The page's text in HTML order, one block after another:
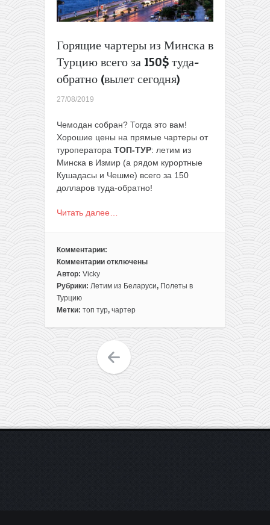
за
70€
Горящие чартеры из Минска в
Турцию всего за 150$ туда-
обратно (вылет сегодня)
27/08/2019
Чемодан собран? Тогда это вам!
Хорошие цены на прямые чартеры от
туроператора ТОП-ТУР: летим из
Минска в Измир (а рядом курортные
Кушадасы и Чешме) всего за 150
долларов туда-обратно!
Читать далее…
Комментарии:
Комментарии
к
записи
Горящие
чартеры
Минска
Турцию
150$
туда-
обратно
(вылет
отключены
Автор: Vicky
Рубрики: Летим из Беларуси, Полеты в
Турцию
Метки: топ тур, чартер